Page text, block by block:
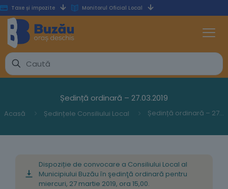
Taxe și impozite Monitorul Oficial Local
Ședință ordinară – 27.03.2019
Acasă Ședințele Consiliului Local Ședință ordinară – 27.03.2019
Dispoziție de convocare a Consiliului Local al
Municipiului Buzău în şedinţă ordinară pentru
miercuri, 27 martie 2019, ora 15,00.